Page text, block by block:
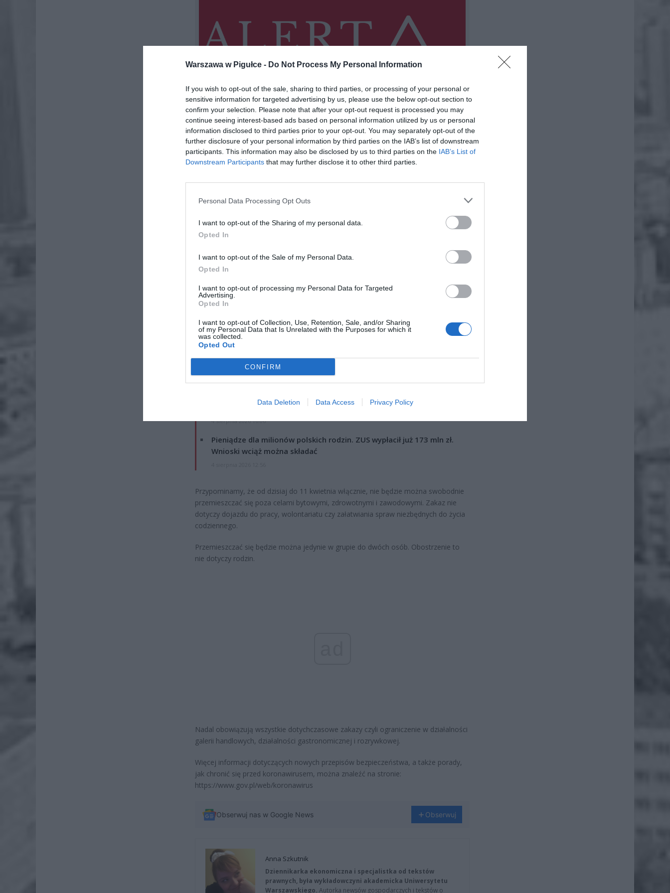
Warszawa w Pigułce - Do Not Process My Personal Information
If you wish to opt-out of the sale, sharing to third parties, or processing of your personal or
sensitive information for targeted advertising by us, please use the below opt-out section to
confirm your selection. Please note that after your opt-out request is processed you may
continue seeing interest-based ads based on personal information utilized by us or personal
information disclosed to third parties prior to your opt-out. You may separately opt-out of the
further disclosure of your personal information by third parties on the IAB’s list of downstream
participants. This information may also be disclosed by us to third parties on the IAB’s List of
Downstream Participants that may further disclose it to other third parties.
Personal Data Processing Opt Outs
I want to opt-out of the Sharing of my personal data.
Opted In
I want to opt-out of the Sale of my Personal Data.
Opted In
I want to opt-out of processing my Personal Data for Targeted
Advertising.
Opted In
I want to opt-out of Collection, Use, Retention, Sale, and/or Sharing
of my Personal Data that Is Unrelated with the Purposes for which it
was collected.
Opted Out
CONFIRM
Data Deletion Data Access Privacy Policy
Fot. Rządowe Centrum Bezpieczeństwa
koronawirusem. Więcej informacji https://gov.pl/koronawirus/ZasadyBezpieczenstwa
#ZostanWDomu
ad
Lidl przecenił hit do kuchni. Air fryer tańszy aż o 150 zł, a to dopiero
4 sierpnia 2026 16:06
Pieniądze dla milionów polskich rodzin. ZUS wypłacił już 173 mln zł.
Wnioski wciąż można składać
Przypominamy, że od dzisiaj do 11 kwietnia włącznie, nie będzie można swobodnie
przemieszczać się poza celami bytowymi, zdrowotnymi i zawodowymi. Zakaz nie
dotyczy dojazdu do pracy, wolontariatu czy załatwiania spraw niezbędnych do życia
codziennego.
Przemieszczać się będzie można jedynie w grupie do dwóch osób. Obostrzenie to
nie dotyczy rodzin.
Nadal obowiązują wszystkie dotychczasowe zakazy czyli ograniczenie w działalności
galerii handlowych, działalności gastronomicznej i rozrywkowej.
Więcej informacji dotyczących nowych przepisów bezpieczeństwa, a także porady,
jak chronić się przed koronawirusem, można znaleźć na stronie:
https://www.gov.pl/web/koronawirus
Obserwuj nas w Google News Obserwuj
Anna Szkutnik
Dziennikarka ekonomiczna i specjalistka od tekstów
prawnych, była wykładowczyni akademicka Uniwersytetu
Warszawskiego. Autorka newsów gospodarczych i tekstów o